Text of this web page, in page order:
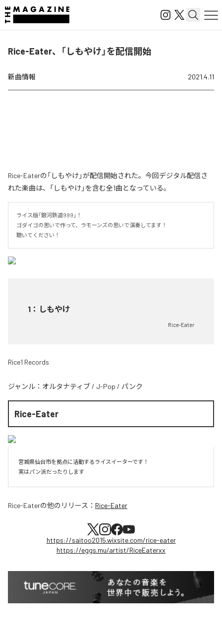
Rice-Eater、「しもやけ」を配信開始
新曲情報 2021.4.11
Rice-Eaterの「しもやけ」が配信開始された。今回デジタル配信さ
れた楽曲は、「しもやけ」を含む全1曲となっている。
ライス版「銀河鉄道999」！
ゴダイゴの思いで作って、ラモーンズの思いで演奏してます！
聴いてください！
1 ： しもやけ
Rice-Eater
Rice1 Records
ジャンル： オルタナティブ / J-Pop / パンク
Rice-Eater
宮城県仙台市を拠点に活動するライスイーターです！
実はパン派だったりします
Rice-Eaterの他のリリース： Rice-Eater
https://saitoo2015.wixsite.com/rice-eater
https://eggs.mu/artist/RiceEaterxx